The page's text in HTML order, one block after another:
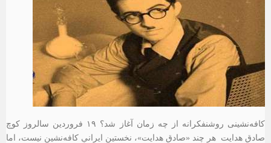
کافه‌نشینی روشنفکرانه از چه زمان آغاز شد؟ ۱۹ فروردین سالروز کوچ
صادق هدایت هر چند «صادق هدایت»، نخستین ایرانیِ کافه‌نشین نیست، اما